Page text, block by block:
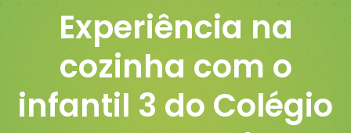
Experiência na
cozinha com o
infantil 3 do Colégio